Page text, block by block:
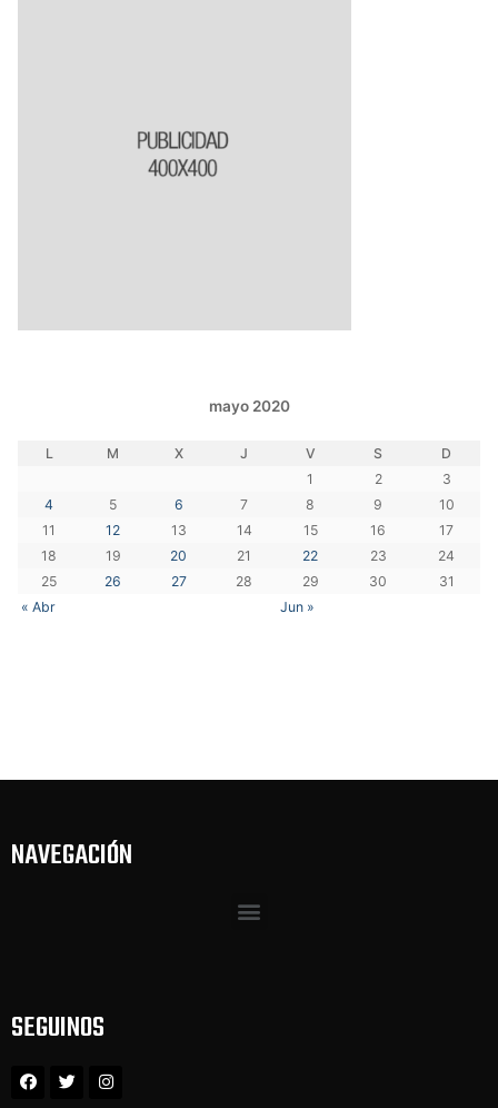
mayo 2020
L M X J V S D
« Abr Jun »
1 2
3
4
5 6 7 8 9
10
11
12 13 14 15 16
17
18
19 20 21 22 23
24
25
26 27 28 29 30 31
NAVEGACIÓN
SEGUINOS